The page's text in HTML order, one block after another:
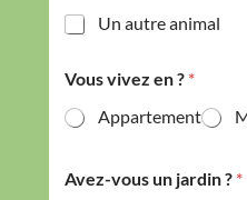
Un autre animal
Vous vivez en ? *
Appartement
Avez-vous un jardin ? *